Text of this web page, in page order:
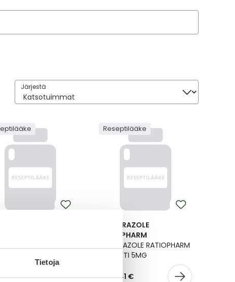
Tietoja
Järjestä
Järjestä
€
Reseptilääke
ARIPIPRAZOLE
RATIOPHARM
ARIPIPRAZOLE RATIOPHARM
TABLETTI 5MG
Alk. 5,41 €